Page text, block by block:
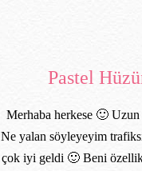
Pastel
Merhaba herkese 🙂
Ne yalan söyleyeyim
çok iyi geldi 🙂 Beni